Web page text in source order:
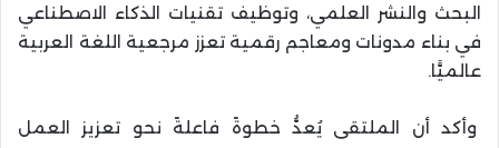
البحث والنشر العلمي، وتوظيف تقنيات الذكاء الاصطناعي
في بناء مدونات ومعاجم رقمية تعزز مرجعية اللغة العربية
عالميًّا.
وأكد أن الملتقى يُعدُّ خطوةً فاعلةً نحو تعزيز العمل